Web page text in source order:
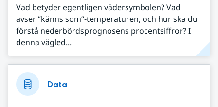
Vad betyder egentligen vädersymbolen? Vad
avser ”känns som”-temperaturen, och hur ska du
förstå nederbördsprognosens procentsiffror? I
denna vägled...
Data